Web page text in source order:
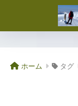
ホーム タグ